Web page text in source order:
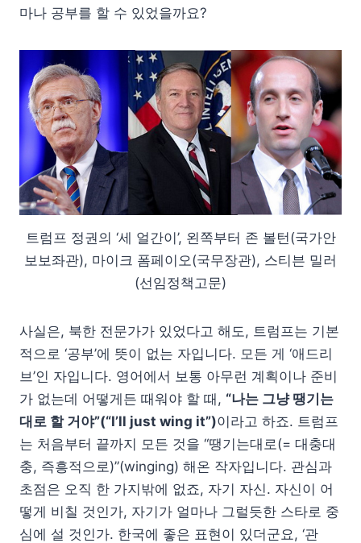
마나 공부를 할 수 있었을까요?
트럼프 정권의 ‘세 얼간이’, 왼쪽부터 존 볼턴(국가안
보보좌관), 마이크 폼페이오(국무장관), 스티븐 밀러
(선임정책고문)
사실은, 북한 전문가가 있었다고 해도, 트럼프는 기본
적으로 ‘공부’에 뜻이 없는 자입니다. 모든 게 ‘애드리
브’인 자입니다. 영어에서 보통 아무런 계획이나 준비
가 없는데 어떻게든 때워야 할 때, “나는 그냥 땡기는
대로 할 거야”(“I’ll just wing it”)이라고 하죠. 트럼프
는 처음부터 끝까지 모든 것을 “땡기는대로(= 대충대
충, 즉흥적으로)”(winging) 해온 작자입니다. 관심과
초점은 오직 한 가지밖에 없죠, 자기 자신. 자신이 어
떻게 비칠 것인가, 자기가 얼마나 그럴듯한 스타로 중
심에 설 것인가. 한국에 좋은 표현이 있더군요, ‘관